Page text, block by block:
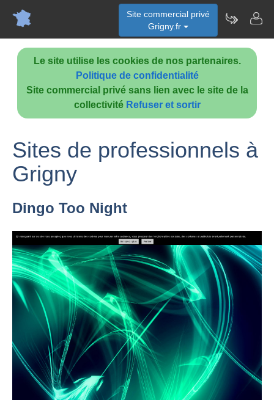
Le site utilise les cookies de nos partenaires.
Politique de confidentialité
Site commercial privé sans lien avec le site de la
collectivité Refuser et sortir
Site commercial privé
Grigny.fr
Sites de professionnels à
Grigny
Dingo Too Night